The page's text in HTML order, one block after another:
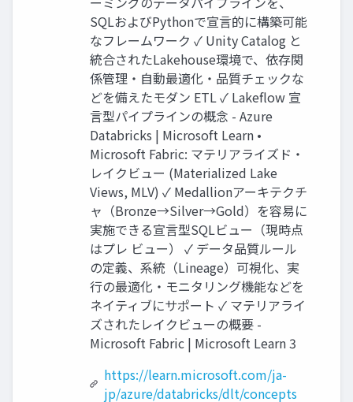
SQLおよびPythonで宣言的に構築可能
なフレームワーク ✓ Unity Catalog と
統合されたLakehouse環境で、依存関
係管理・自動最適化・品質チェックな
どを備えたモダン ETL ✓ Lakeflow 宣
言型パイプラインの概念 - Azure
Databricks | Microsoft Learn •
Microsoft Fabric: マテリアライズド・
レイクビュー (Materialized Lake
Views, MLV) ✓ Medallionアーキテクチ
ャ（Bronze→Silver→Gold）を容易に
実施できる宣言型SQLビュー（現時点
はプレ ビュー） ✓ データ品質ルール
の定義、系統（Lineage）可視化、実
行の最適化・モニタリング機能などを
ネイティブにサポート ✓ マテリアライ
ズされたレイクビューの概要 -
Microsoft Fabric | Microsoft Learn 3
https://learn.microsoft.com/ja-
jp/azure/databricks/dlt/concepts